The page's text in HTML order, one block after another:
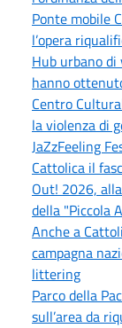
Ponte mobile
l’opera
Hub urbano
hanno
Centro
la violenza di
JaZzFeeling
Cattolica il
Out! 2026,
della "Piccola
Anche a
campagna
littering
Parco della
sull’area da